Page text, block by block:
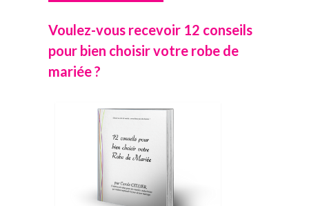
Voulez-vous recevoir 12 conseils
pour bien choisir votre robe de
mariée ?